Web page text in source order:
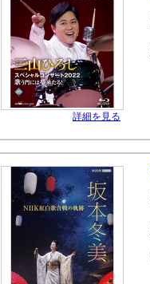
詳細を見る